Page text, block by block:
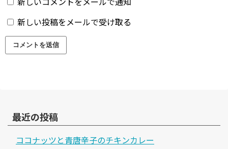
新しい投稿をメールで受け取る
最近の投稿
ココナッツと青唐辛子のチキンカレー